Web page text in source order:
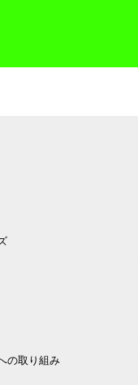
の取り組み